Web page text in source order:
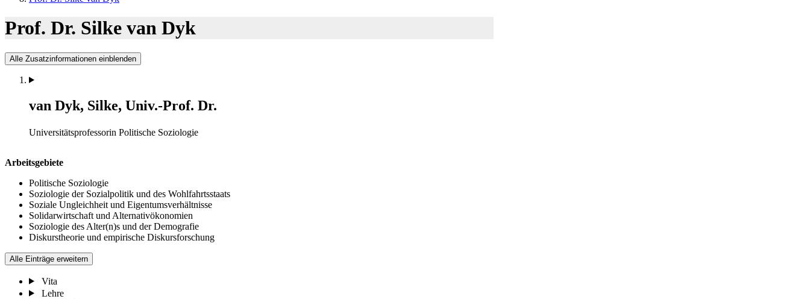
Prof. Dr. Silke van Dyk
Alle Zusatzinformationen einblenden
van Dyk, Silke, Univ.-Prof. Dr.
Universitätsprofessorin Politische Soziologie
Arbeitsgebiete
Politische Soziologie
Soziologie der Sozialpolitik und des Wohlfahrtsstaats
Soziale Ungleichheit und Eigentumsverhältnisse
Solidarwirtschaft und Alternativökonomien
Soziologie des Alter(n)s und der Demografie
Diskurstheorie und empirische Diskursforschung
Alle Einträge erweitern
Vita
Lehre